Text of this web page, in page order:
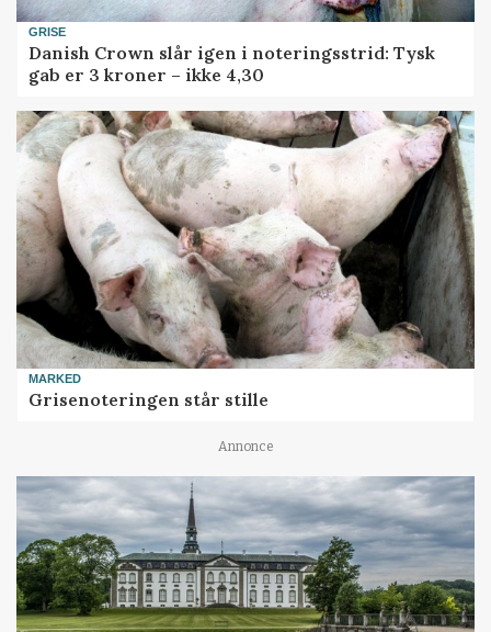
GRISE
Danish Crown slår igen i noteringsstrid: Tysk
gab er 3 kroner – ikke 4,30
MARKED
Grisenoteringen står stille
Annonce